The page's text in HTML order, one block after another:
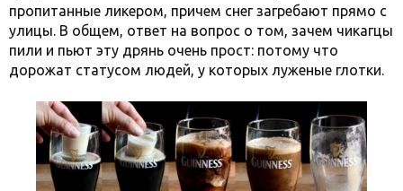
пропитанные ликером, причем снег загребают прямо с
улицы. В общем, ответ на вопрос о том, зачем чикагцы
пили и пьют эту дрянь очень прост: потому что
дорожат статусом людей, у которых луженые глотки.